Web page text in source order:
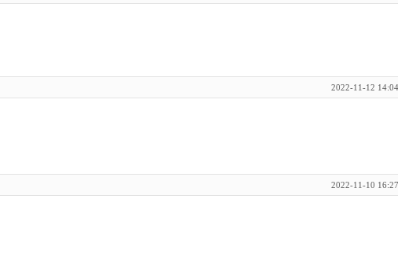
2022-11-12 14:04
2022-11-10 16:27